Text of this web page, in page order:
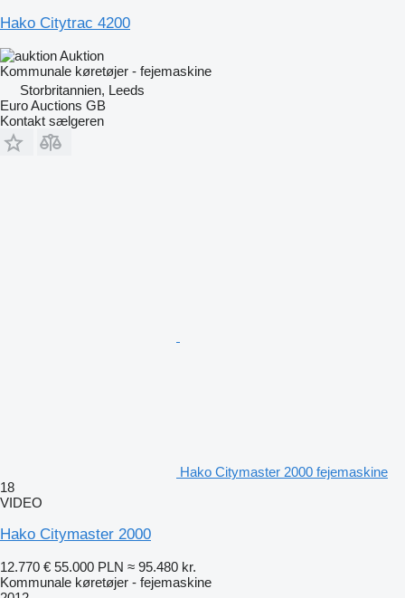
Hako Citytrac 4200
Auktion
Kommunale køretøjer - fejemaskine
Storbritannien, Leeds
Euro Auctions GB
Kontakt sælgeren
Hako Citymaster 2000 fejemaskine
18
VIDEO
Hako Citymaster 2000
12.770 € 55.000 PLN ≈ 95.480 kr.
Kommunale køretøjer - fejemaskine